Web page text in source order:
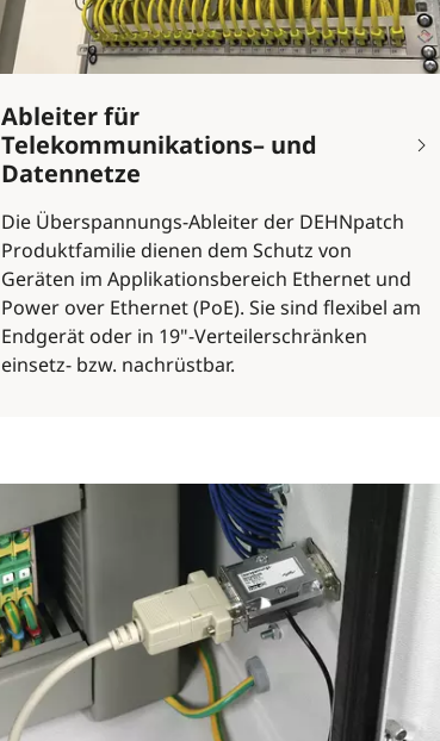
Ableiter für
Telekommunikations– und
Datennetze
Die Überspannungs-Ableiter der DEHNpatch
Produktfamilie dienen dem Schutz von
Geräten im Applikationsbereich Ethernet und
Power over Ethernet (PoE). Sie sind flexibel am
Endgerät oder in 19"-Verteilerschränken
einsetz- bzw. nachrüstbar.